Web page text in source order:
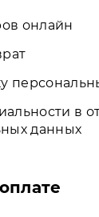
онлайн
в
данных